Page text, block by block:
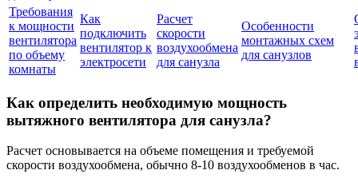
Требования
к мощности
вентилятора
по объему
комнаты
Как
подключить
вентилятор к
электросети
Расчет
скорости
воздухообмена
для санузла
Особенности
монтажных схем
для санузлов
Как определить необходимую мощность
вытяжного вентилятора для санузла?
Расчет основывается на объеме помещения и требуемой
скорости воздухообмена, обычно 8-10 воздухообменов в час.